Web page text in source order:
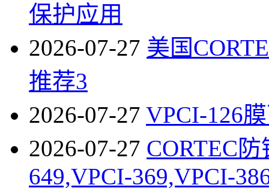
保护应用
2026-07-27 美国
推荐3
2026-07-27 VPCI-126
2026-07-27 CORTEC
649,VPCI-369,VPCI-